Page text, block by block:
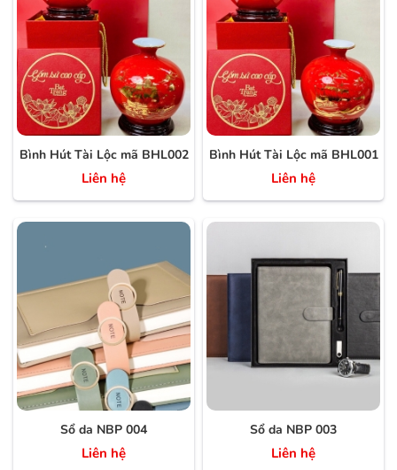
Bình Hút Tài Lộc mã BHL002
Liên hệ
Bình Hút Tài Lộc mã BHL001
Liên hệ
Sổ da NBP 004
Liên hệ
Sổ da NBP 003
Liên hệ